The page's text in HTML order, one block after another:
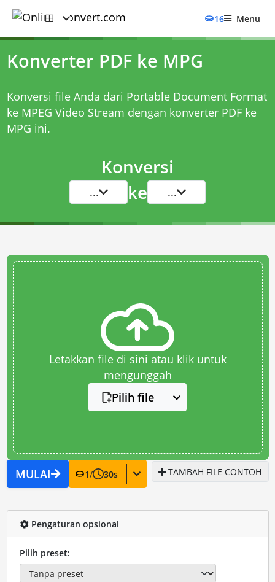
16 Menu
Konverter PDF ke MPG
Konversi file Anda dari Portable Document Format
ke MPEG Video Stream dengan konverter PDF ke
MPG ini.
Konversi
... ke ...
Letakkan file di sini atau klik untuk
mengunggah
Pilih file
MULAI 1/ 30s TAMBAH FILE CONTOH
Pengaturan opsional
Pilih preset: